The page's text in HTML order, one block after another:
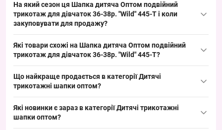
також стильним малюнком спереду; альтернативи можуть
бути в одношаровому трикотажі або з флісовою підкладкою
універсальності в дитячому відділі та закриває базовий попит
на весняно-осінній період.
На який сезон ця Шапка дитяча Оптом подвійний
трикотаж для дівчаток 36-38р. "Wild" 445-T і коли
закуповувати для продажу?
до пікового попиту (вересень–листопад або лютий–квітень),
для пропозиції клієнтам у сезон.
Які товари схожі на Шапка дитяча Оптом подвійний
трикотаж для дівчаток 36-38р. "Wild" 445-T?
Шапка дитяча "Nike" рубчик для дівчаток р.48-52 (уп. 5 шт)
9205— 75.60 ₴
Шапка дитяча «Spiderman» рубчик для хлопчиків р.50-54 (уп.
5 шт) 9199— 97.20 ₴
Що найкраще продається в категоріїДитячі
трикотажні шапки оптом?
Шапка дитяча "Nike" рубчик для дівчаток р.48-52 (уп. 5 шт)
9205— 75.60 ₴
Які новинки є зараз в категоріїДитячі трикотажні
шапки оптом?